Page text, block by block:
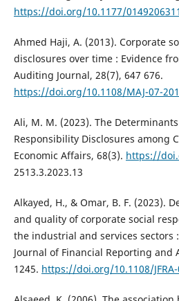
https://doi.org/10.1177/
Ahmed Haji, A. (2013). Corporate
disclosures over time : Evidence
Auditing Journal, 28(7), 647 676.
https://doi.org/10.1108/MAJ-07-
Ali, M. M. (2023). The
Responsibility Disclosures among
Economic Affairs, 68(3). https://
2513.3.2023.13
Alkayed, H., & Omar, B. F. (2023).
and quality of corporate social
the industrial and services sectors
Journal of Financial Reporting and
1245. https://doi.org/10.1108/